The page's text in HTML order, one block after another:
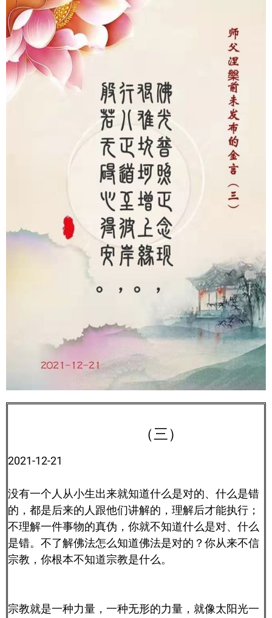
（三）
2021-12-21
没有一个人从小生出来就知道什么是对的、什么是错
的，都是后来的人跟他们讲解的，理解后才能执行；
不理解一件事物的真伪，你就不知道什么是对、什么
是错。不了解佛法怎么知道佛法是对的？你从来不信
宗教，你根本不知道宗教是什么。
宗教就是一种力量，一种无形的力量，就像太阳光一